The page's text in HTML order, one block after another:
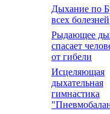
Дыхание по
всех болезней
Рыдающее
спасает
от гибели
Исцеляющая
дыхательная
гимнастика